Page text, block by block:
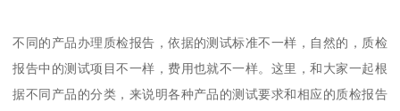
不同的产品办理质检报告，依据的测试标准不一样，自然的，质检
报告中的测试项目不一样，费用也就不一样。这里，和大家一起根
据不同产品的分类，来说明各种产品的测试要求和相应的质检报告